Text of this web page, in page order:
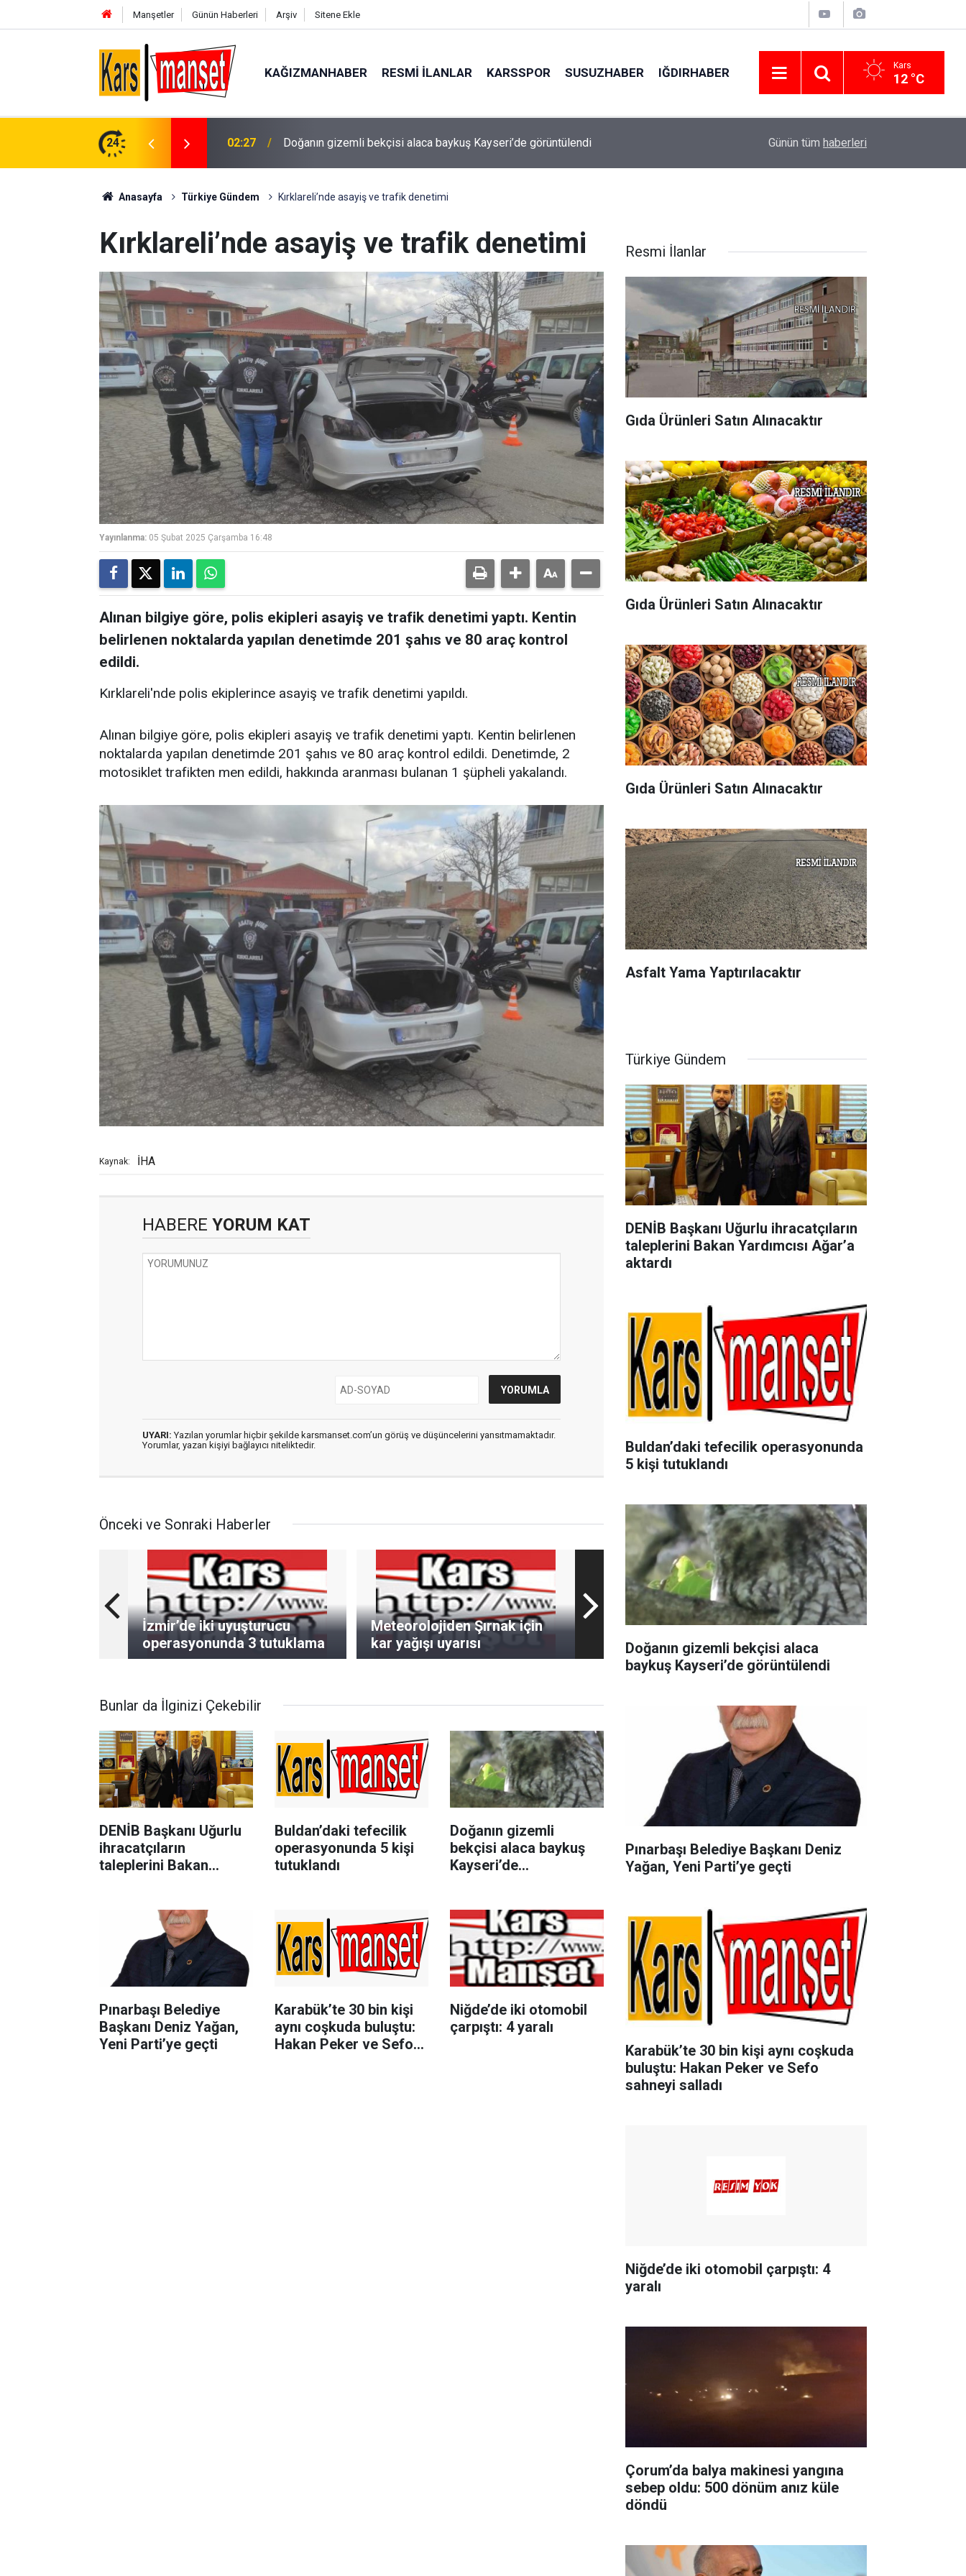
Manşetler Günün Haberleri Arşiv Sitene Ekle
KAĞIZMANHABER RESMI İLANLAR KARSSPOR SUSUZHABER IĞDIRHABER Kars
12 °C
24
Kayseri’de görüntülendi 02:24 Pınarbaşı Belediye Başkanı Deniz Yağan, Yeni Parti’ye geçti Günün tüm haberleri
Anasayfa Türkiye Gündem Kırklareli’nde asayiş ve trafik denetimi
Kırklareli’nde asayiş ve trafik denetimi
Yayınlanma: 05 Şubat 2025 Çarşamba 16:48
Alınan bilgiye göre, polis ekipleri asayiş ve trafik denetimi yaptı. Kentin
belirlenen noktalarda yapılan denetimde 201 şahıs ve 80 araç kontrol
edildi.
Kırklareli'nde polis ekiplerince asayiş ve trafik denetimi yapıldı.
Alınan bilgiye göre, polis ekipleri asayiş ve trafik denetimi yaptı. Kentin belirlenen
noktalarda yapılan denetimde 201 şahıs ve 80 araç kontrol edildi. Denetimde, 2
motosiklet trafikten men edildi, hakkında aranması bulanan 1 şüpheli yakalandı.
Kaynak: İHA
HABERE YORUM KAT
UYARI: Yazılan yorumlar hiçbir şekilde karsmanset.com’un görüş ve düşüncelerini yansıtmamaktadır.
Yorumlar, yazan kişiyi bağlayıcı niteliktedir.
Önceki ve Sonraki Haberler
İzmir’de iki uyuşturucu
operasyonunda 3 tutuklama
Meteorolojiden Şırnak için
kar yağışı uyarısı
Bunlar da İlginizi Çekebilir
DENİB Başkanı Uğurlu
ihracatçıların
taleplerini Bakan
Buldan’daki tefecilik
operasyonunda 5 kişi
tutuklandı
Doğanın gizemli
bekçisi alaca baykuş
Kayseri’de
Pınarbaşı Belediye
Başkanı Deniz Yağan,
Yeni Parti’ye geçti
Karabük’te 30 bin kişi
aynı coşkuda buluştu:
Hakan Peker ve Sefo
Niğde’de iki otomobil
çarpıştı: 4 yaralı
Resmi İlanlar
Gıda Ürünleri Satın Alınacaktır
Gıda Ürünleri Satın Alınacaktır
Gıda Ürünleri Satın Alınacaktır
Asfalt Yama Yaptırılacaktır
Türkiye Gündem
DENİB Başkanı Uğurlu ihracatçıların
taleplerini Bakan Yardımcısı Ağar’a
aktardı
Buldan’daki tefecilik operasyonunda
5 kişi tutuklandı
Doğanın gizemli bekçisi alaca
baykuş Kayseri’de görüntülendi
Pınarbaşı Belediye Başkanı Deniz
Yağan, Yeni Parti’ye geçti
Karabük’te 30 bin kişi aynı coşkuda
buluştu: Hakan Peker ve Sefo
sahneyi salladı
Niğde’de iki otomobil çarpıştı: 4
yaralı
Çorum’da balya makinesi yangına
sebep oldu: 500 dönüm anız küle
döndü